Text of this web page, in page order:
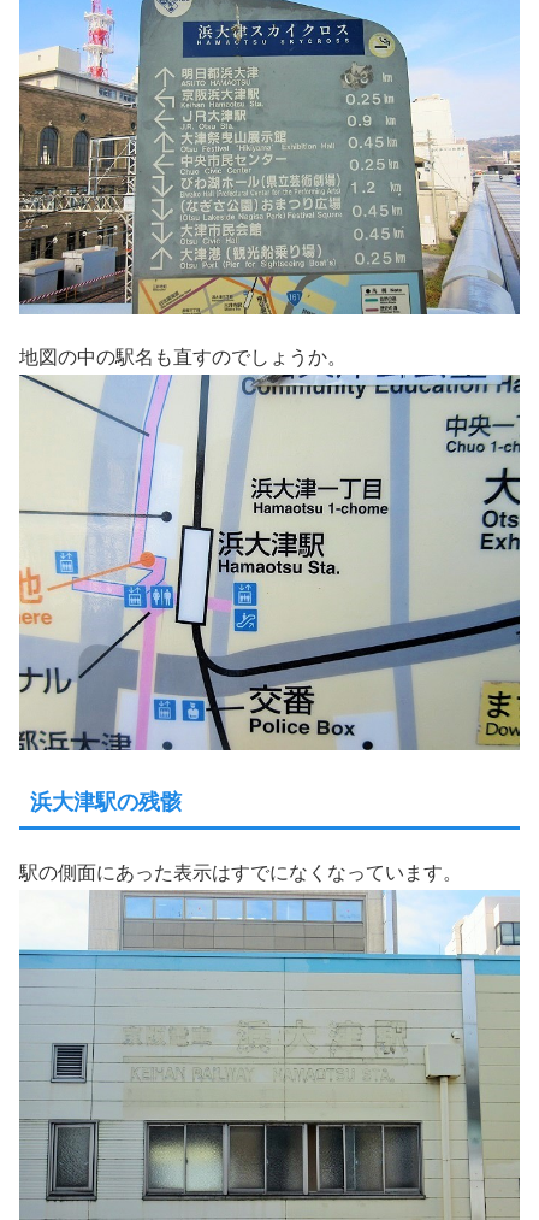
地図の中の駅名も直すのでしょうか。
浜大津駅の残骸
駅の側面にあった表示はすでになくなっています。